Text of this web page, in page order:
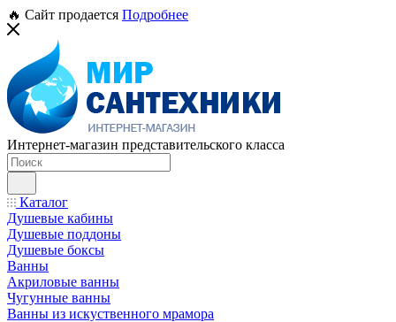
🔥 Сайт продается Подробнее
Интернет-магазин представительского класса
Каталог
Душевые кабины
Душевые поддоны
Душевые боксы
Ванны
Акриловые ванны
Чугунные ванны
Ванны из искуственного мрамора